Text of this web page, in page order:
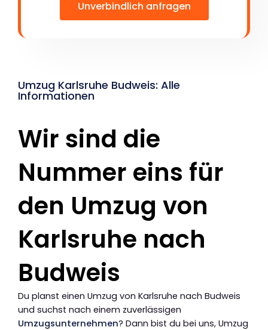
Unverbindlich anfragen
Umzug Karlsruhe Budweis: Alle
Informationen
Wir sind die
Nummer eins für
den Umzug von
Karlsruhe nach
Budweis
Du planst einen Umzug von Karlsruhe nach Budweis
und suchst nach einem zuverlässigen
Umzugsunternehmen? Dann bist du bei uns, Umzug